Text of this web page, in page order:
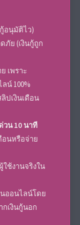
อนุมัติไว)
ย (เงินกู้ถูก
เพราะ
น์ 100%
ปเงินเดือน
วน 10 นาที
นหรือจ่าย
ช้งานจริงใน
ออนไลน์โดย
เงินกู้นอก